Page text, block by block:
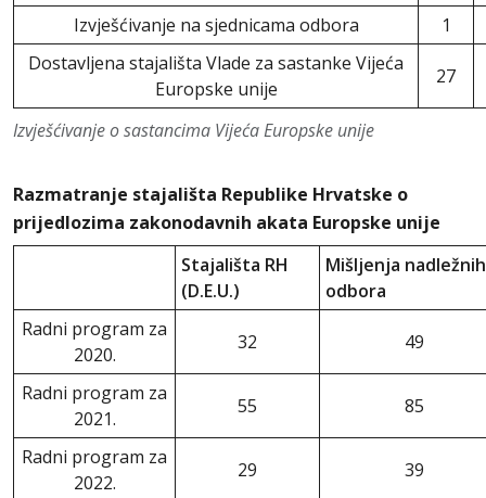
Izvješćivanje o sastancima Vijeća Europske unije
Izvješćivanje na sjednicama odbora
1
Dostavljena stajališta Vlade za sastanke Vijeća
Europske unije
27
Razmatranje stajališta Republike Hrvatske o
prijedlozima zakonodavnih akata Europske unije
Stajališta RH
(D.E.U.)
Mišljenja nadležnih
odbora
Radni program za
2020.
32 49
Radni program za
2021.
55 85
Radni program za
2022.
29 39